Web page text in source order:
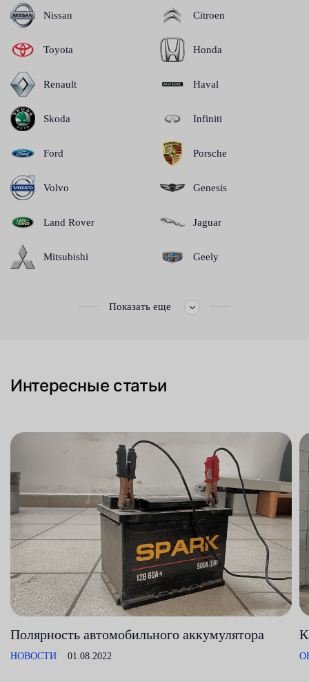
Nissan
Toyota
Renault
Skoda
Ford
Volvo
Land Rover
Mitsubishi
Citroen
Honda
Haval
Infiniti
Porsche
Genesis
Jaguar
Geely
Показать еще
Интересные статьи
Полярность автомобильного аккумулятора
НОВОСТИ 01.08.2022